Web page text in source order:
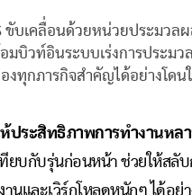
ขับเคลื่อนด้วยหน่วยประมวล
มบิวท์อินระบบเร่งการประมว
งทุกภารกิจสำคัญได้อย่างโดน
ห้ประสิทธิภาพการทำงานหล
ยบกับรุ่นก่อนหน้า ช่วยให้สลั
านและเวิร์กโหลดหนักๆ ได้อย่